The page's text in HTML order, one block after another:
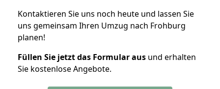
Kontaktieren Sie uns noch heute und lassen Sie
uns gemeinsam Ihren Umzug nach Frohburg
planen!
Füllen Sie jetzt das Formular aus und erhalten
Sie kostenlose Angebote.